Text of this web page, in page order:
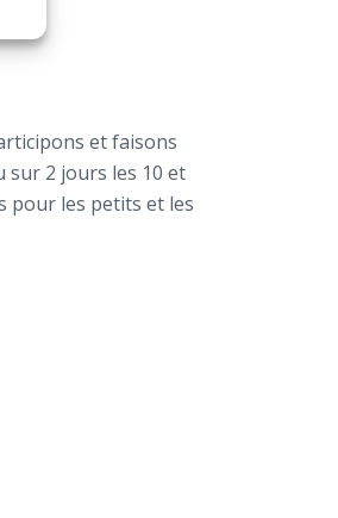
et faisons
sur 2 jours les 10 et
pour les petits et les